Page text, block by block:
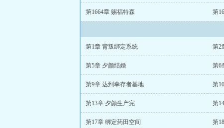
第1664章 赐福特森 第
第1章 背叛绑定系统 第2
第5章 夕颜结婚 第6
第9章 达到幸存者基地 第
第13章 夕颜生产完 第
第17章 绑定药田空间 第